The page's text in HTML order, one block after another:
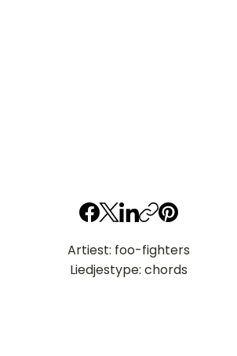
Artiest: foo-fighters
Liedjestype: chords